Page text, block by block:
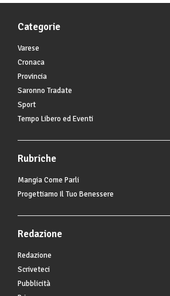
Categorie
Varese
Cronaca
Provincia
Saronno Tradate
Sport
Tempo Libero ed Eventi
Rubriche
Mangia Come Parli
Progettiamo Il Tuo Benessere
Redazione
Redazione
Scriveteci
Pubblicità